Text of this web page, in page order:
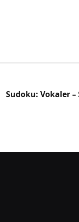
Sudoku: Vokaler